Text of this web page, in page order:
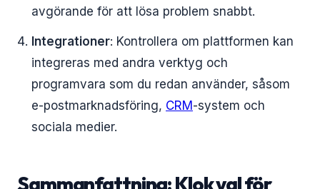
avgörande för att lösa problem snabbt.
Integrationer: Kontrollera om plattformen kan
integreras med andra verktyg och
programvara som du redan använder, såsom
e-postmarknadsföring, CRM -system och
sociala medier.
Sammanfattning: Klok val för